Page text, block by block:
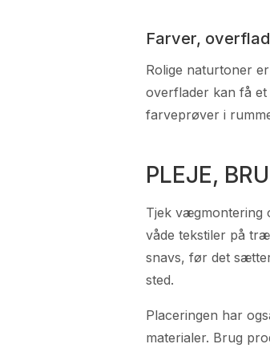
Farver,
Rolige naturtoner
overflader kan få
farveprøver i
PLEJE,
Tjek vægmontering
våde tekstiler på
snavs, før det
sted.
Placeringen har
materialer. Brug